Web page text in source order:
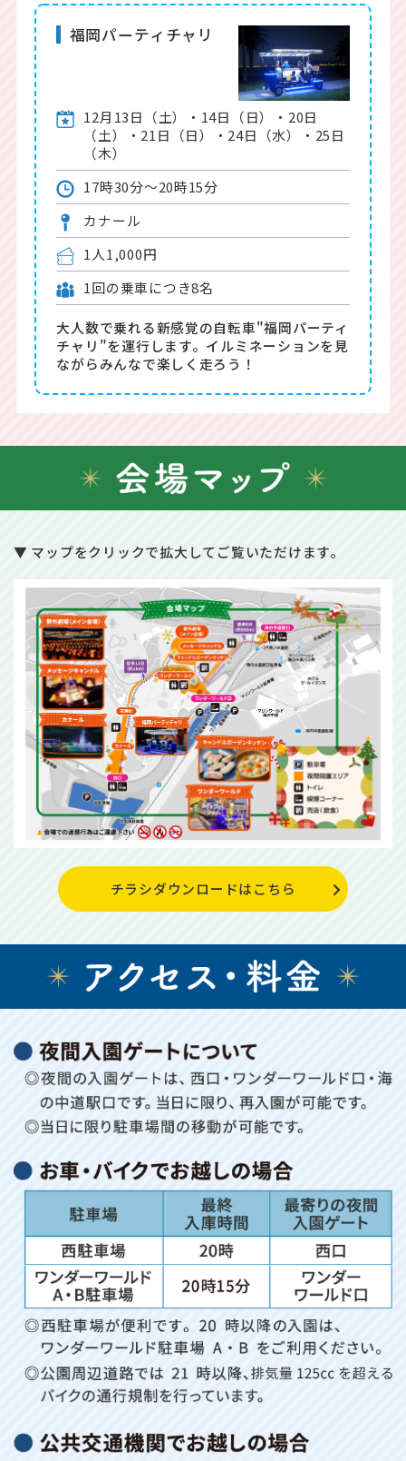
福岡パーティチャリ
12月13日（土）・14日（日）・20日
（土）・21日（日）・24日（水）・25日
（木）
17時30分～20時15分
カナール
1人1,000円
1回の乗車につき8名
大人数で乗れる新感覚の自転車"福岡パーティ
チャリ"を運行します。イルミネーションを見
ながらみんなで楽しく走ろう！
▼ マップをクリックで拡大してご覧いただけます。
チラシダウンロードはこちら